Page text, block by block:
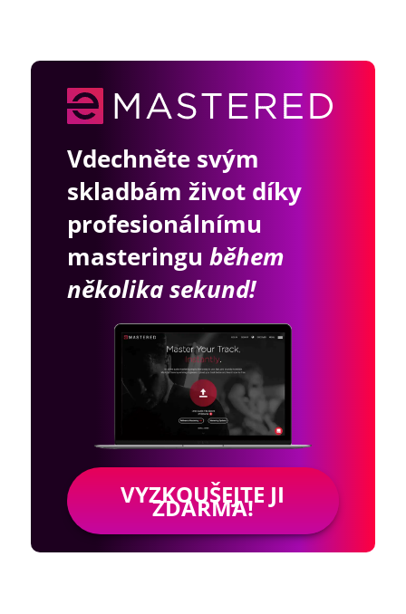
Vdechněte svým
skladbám život díky
profesionálnímu
masteringu během
několika sekund!
VYZKOUŠEJTE JI
ZDARMA!